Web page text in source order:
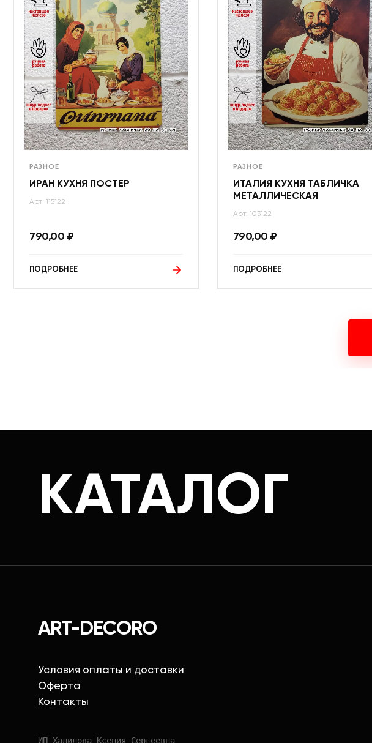
РАЗНОЕ
ИРАН КУХНЯ ПОСТЕР
Арт: 115122
790,00 ₽
ПОДРОБНЕЕ
РАЗНОЕ
ИТАЛИЯ КУХНЯ ТАБЛИЧКА
МЕТАЛЛИЧЕСКАЯ
Арт: 103122
790,00 ₽
ПОДРОБНЕЕ
КАТАЛОГ
ART-DECORO
Условия оплаты и доставки
Оферта
Контакты
ИП Халилова Ксения Сергеевна